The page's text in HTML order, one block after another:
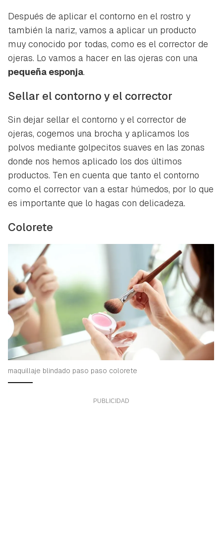
Después de aplicar el contorno en el rostro y
también la nariz, vamos a aplicar un producto
muy conocido por todas, como es el corrector de
ojeras. Lo vamos a hacer en las ojeras con una
pequeña esponja.
Sellar el contorno y el corrector
Sin dejar sellar el contorno y el corrector de
ojeras, cogemos una brocha y aplicamos los
polvos mediante golpecitos suaves en las zonas
donde nos hemos aplicado los dos últimos
productos. Ten en cuenta que tanto el contorno
como el corrector van a estar húmedos, por lo que
es importante que lo hagas con delicadeza.
Colorete
maquillaje blindado paso paso colorete